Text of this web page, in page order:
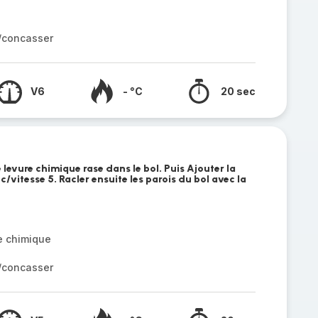
V6 - °C 20 sec
chimique rase dans le bol. Puis Ajouter la
vitesse 5. Racler ensuite les parois du bol avec la
chimique